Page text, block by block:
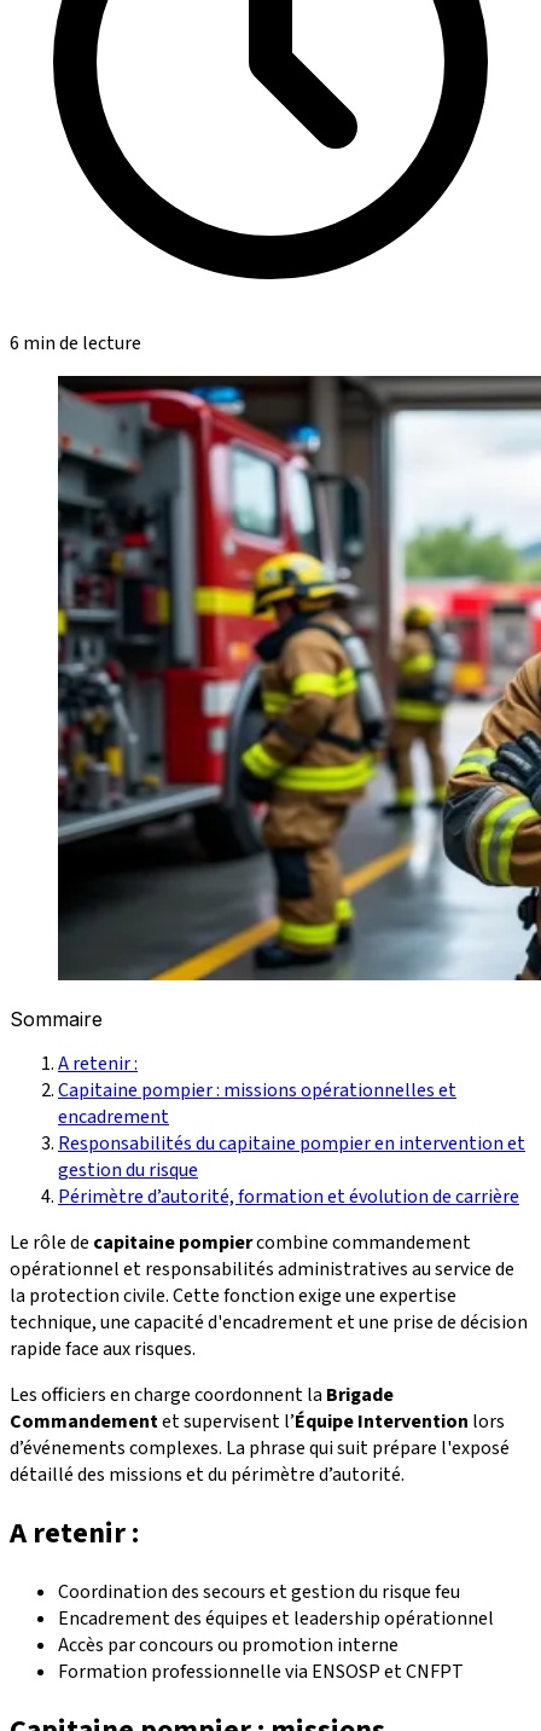
6 min de lecture
Sommaire
A retenir :
Capitaine pompier : missions opérationnelles et
encadrement
Responsabilités du capitaine pompier en intervention et
gestion du risque
Périmètre d’autorité, formation et évolution de carrière
Le rôle de capitaine pompiercombine commandement
opérationnel et responsabilités administratives au service de
la protection civile. Cette fonction exige une expertise
technique, une capacité d'encadrement et une prise de décision
rapide face aux risques.
Les officiers en charge coordonnent la Brigade
Commandementet supervisent l’Équipe Intervention lors
d’événements complexes. La phrase qui suit prépare l'exposé
détaillé des missions et du périmètre d’autorité.
A retenir :
Coordination des secours et gestion du risque feu
Encadrement des équipes et leadership opérationnel
Accès par concours ou promotion interne
Formation professionnelle via ENSOSP et CNFPT